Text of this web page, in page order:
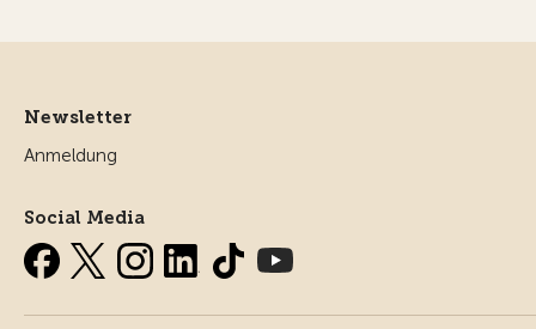
Newsletter
Anmeldung
Social Media